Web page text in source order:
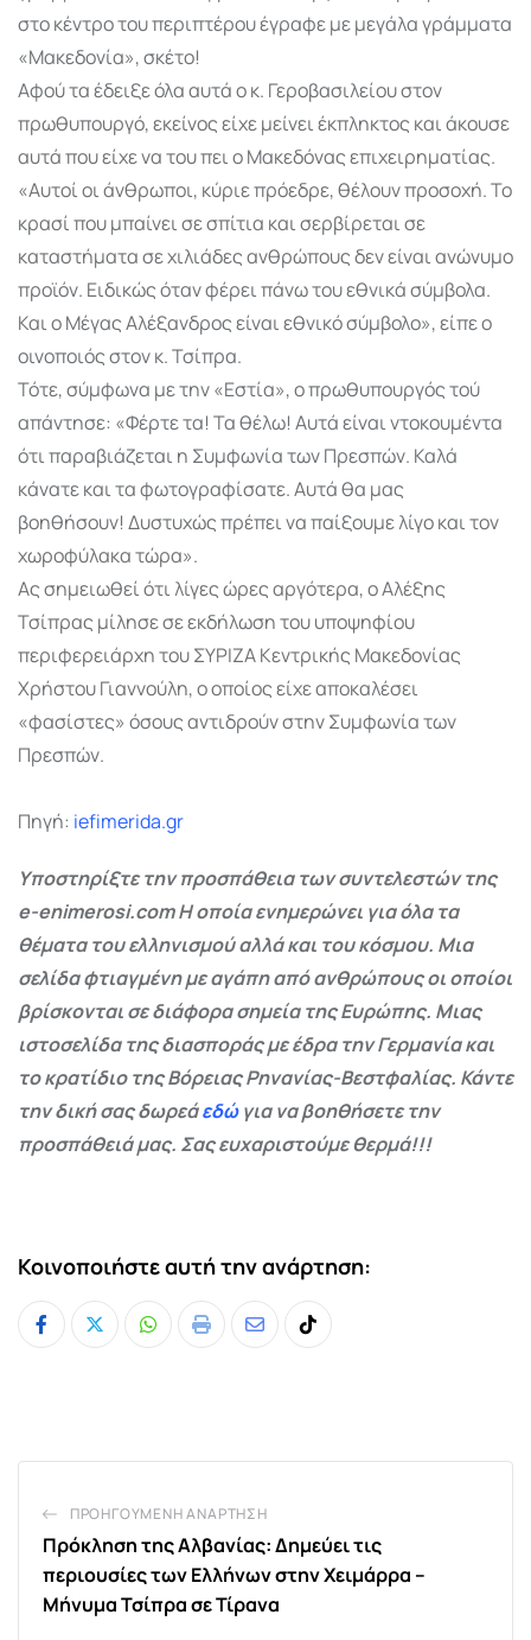
στο κέντρο του περιπτέρου έγραφε με μεγάλα γράμματα
«Μακεδονία», σκέτο!
Αφού τα έδειξε όλα αυτά ο κ. Γεροβασιλείου στον
πρωθυπουργό, εκείνος είχε μείνει έκπληκτος και άκουσε
αυτά που είχε να του πει ο Μακεδόνας επιχειρηματίας.
«Αυτοί οι άνθρωποι, κύριε πρόεδρε, θέλουν προσοχή. Το
κρασί που μπαίνει σε σπίτια και σερβίρεται σε
καταστήματα σε χιλιάδες ανθρώπους δεν είναι ανώνυμο
προϊόν. Ειδικώς όταν φέρει πάνω του εθνικά σύμβολα.
Και ο Μέγας Αλέξανδρος είναι εθνικό σύμβολο», είπε ο
οινοποιός στον κ. Τσίπρα.
Τότε, σύμφωνα με την «Εστία», ο πρωθυπουργός τού
απάντησε: «Φέρτε τα! Τα θέλω! Αυτά είναι ντοκουμέντα
ότι παραβιάζεται η Συμφωνία των Πρεσπών. Καλά
κάνατε και τα φωτογραφίσατε. Αυτά θα μας
βοηθήσουν! Δυστυχώς πρέπει να παίξουμε λίγο και τον
χωροφύλακα τώρα».
Ας σημειωθεί ότι λίγες ώρες αργότερα, ο Αλέξης
Τσίπρας μίλησε σε εκδήλωση του υποψηφίου
περιφερειάρχη του ΣΥΡΙΖΑ Κεντρικής Μακεδονίας
Χρήστου Γιαννούλη, ο οποίος είχε αποκαλέσει
«φασίστες» όσους αντιδρούν στην Συμφωνία των
Πρεσπών.
Πηγή: iefimerida.gr
Υποστηρίξτε την προσπάθεια των συντελεστών της
e-enimerosi.com Η οποία ενημερώνει για όλα τα
θέματα του ελληνισμού αλλά και του κόσμου. Μια
σελίδα φτιαγμένη με αγάπη από ανθρώπους οι οποίοι
βρίσκονται σε διάφορα σημεία της Ευρώπης. Μιας
ιστοσελίδα της διασποράς με έδρα την Γερμανία και
το κρατίδιο της Βόρειας Ρηνανίας-Βεστφαλίας. Κάντε
την δική σας δωρεάεδώγια να βοηθήσετε την
προσπάθειά μας. Σας ευχαριστούμε θερμά!!!
Κοινοποιήστε αυτή την ανάρτηση:
Whatsapp
Print
ShareTiktok
ΠΡΟΗΓΟΎΜΕΝΗ ΑΝΆΡΤΗΣΗ
Πρόκληση της Αλβανίας: Δημεύει τις
περιουσίες των Ελλήνων στην Χειμάρρα –
Μήνυμα Τσίπρα σε Τίρανα